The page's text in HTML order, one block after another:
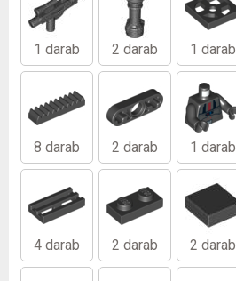
1 darab 2 darab 1 darab
8 darab 2 darab 1 darab
4 darab 2 darab 2 darab